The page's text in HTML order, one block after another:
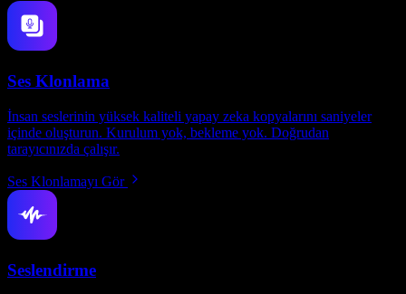
Ses Klonlama
İnsan seslerinin yüksek kaliteli yapay zeka kopyalarını saniyeler
içinde oluşturun. Kurulum yok, bekleme yok. Doğrudan
tarayıcınızda çalışır.
Ses Klonlamayı Gör
Seslendirme